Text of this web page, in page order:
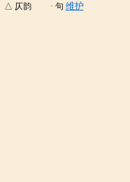
△ 仄韵 · 句 维护